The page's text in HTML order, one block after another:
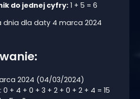
do jednej cyfry:1 + 5 = 6
dnia dla daty 4 marca 2024
2024 (04/03/2024)
+ 4 + 0 + 3 + 2 + 0 + 2 + 4 = 15